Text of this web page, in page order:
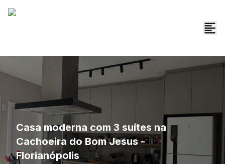
Casa moderna com 3 suítes na
Cachoeira do Bom Jesus -
Florianópolis